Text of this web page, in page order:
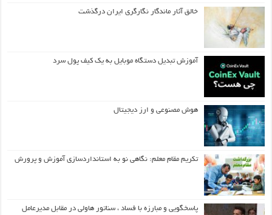
خالق آثار ماندگار نگارگری ایران درگذشت
آموزش تبدیل دستگاه موبایل به یک کیف‌ پول سرد
هوش مصنوعی و ارز دیجیتال
تکریم مقام معلم: نگاهی نو به استانداردسازی آموزش و پرورش
پاسخگویی و مبارزه با فساد ، سناتور هاولی در مقابل مدیرعامل